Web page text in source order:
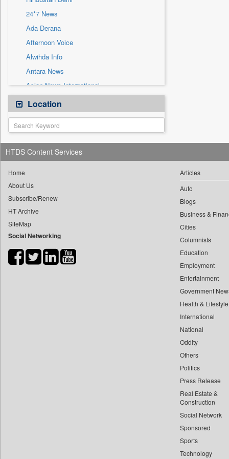
Sec
Solicitation
24*7 News
Ada Derana
Afternoon Voice
Alwihda Info
Antara News
Asian News International
Astro Devam
Australian Government News
Autox
Bis Research
Bana Africa Gossips
Bang Gaming
Bang Showbiz
Bang Tech
Bangladesh Business News
Bihar Times
Location
HTDS Content Services
Home
About Us
Subscribe/Renew
HT Archive
SiteMap
Social Networking
Articles
Auto
Blogs
Business &
Cities
Columnists
Education
Employment
Entertainment
Government
Health & Lifestyle
International
National
Oddity
Others
Politics
Press Release
Real Estate &
Construction
Social Network
Sponsored
Sports
Technology